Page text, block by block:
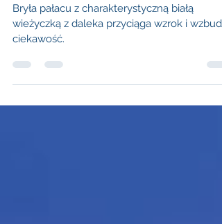
Raduniu
Bryła pałacu z charakterystyczną białą
ciekawość.